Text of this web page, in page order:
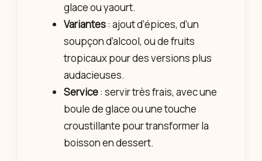
glace ou yaourt.
Variantes: ajout d’épices, d’un
soupçon d’alcool, ou de fruits
tropicaux pour des versions plus
audacieuses.
Service: servir très frais, avec une
boule de glace ou une touche
croustillante pour transformer la
boisson en dessert.